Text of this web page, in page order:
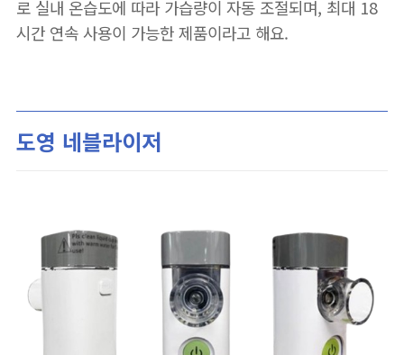
로 실내 온습도에 따라 가습량이 자동 조절되며, 최대 18
시간 연속 사용이 가능한 제품이라고 해요.
도영 네블라이저